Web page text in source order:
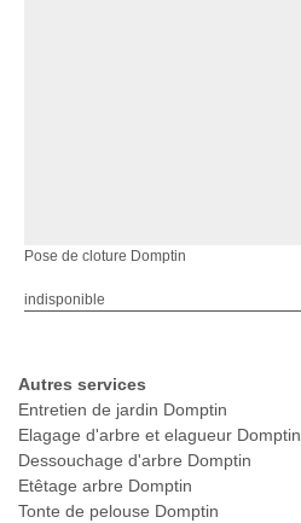
Pose de cloture Domptin
indisponible
Autres services
Entretien de jardin Domptin
Elagage d'arbre et elagueur Domptin
Dessouchage d'arbre Domptin
Etêtage arbre Domptin
Tonte de pelouse Domptin